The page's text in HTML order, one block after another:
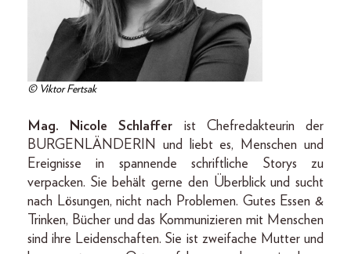
© Viktor Fertsak
Mag. Nicole Schlaffer ist Chefredakteurin der
BURGENLÄNDERIN und liebt es, Menschen und
Ereignisse in spannende schriftliche Storys zu
verpacken. Sie behält gerne den Überblick und sucht
nach Lösungen, nicht nach Problemen. Gutes Essen &
Trinken, Bücher und das Kommunizieren mit Menschen
sind ihre Leidenschaften. Sie ist zweifache Mutter und